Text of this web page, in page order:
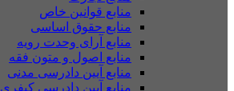
منابع قوانین خاص
منابع حقوق اساسی
منابع آرای وحدت رویه
منابع اصول و متون فقه
منابع آیین دادرسی مدنی
منابع آیین دادرسی کیفری